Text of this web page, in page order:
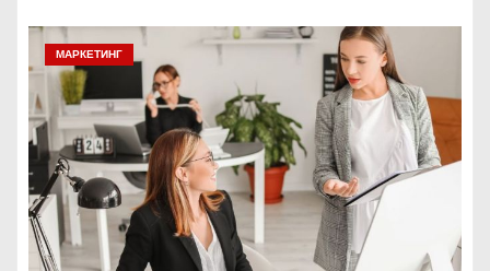
МАРКЕТИНГ